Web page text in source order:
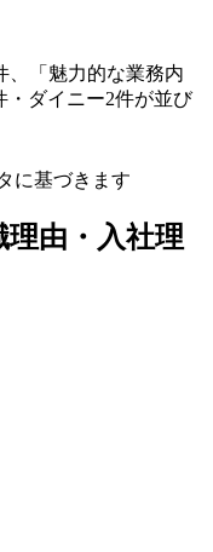
、「魅力的な業務内
・ダイニー2件が並び
に基づきます
理由・入社理